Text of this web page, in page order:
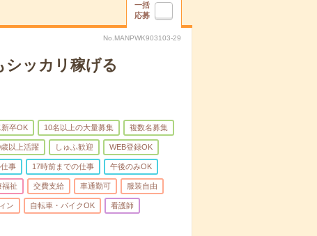
一括
応募
No.MANPWK903103-29
シッカリ稼げる
卒OK 10名以上の大量募集 複数名募集
以上活躍 しゅふ歓迎 WEB登録OK
事 17時前までの仕事 午後のみOK
福祉 交費支給 車通勤可 服装自由
ン 自転車・バイクOK 看護師